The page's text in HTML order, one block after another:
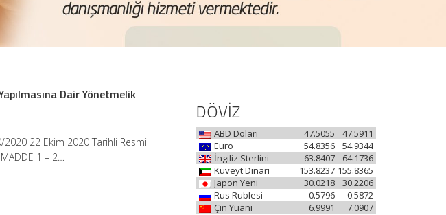
Dair Yönetmelik
22 Ekim 2020 Tarihli Resmi
1 – 2…
DÖVİZ
ABD Doları 47.5911
47.5055
Euro
54.9344
54.8356
İngiliz Sterlini
64.1736
63.8407
Kuveyt Dinarı
155.8365
153.8237
Japon Yeni
30.2206
30.0218
Rus Rublesi
0.5872
0.5796
Çin Yuanı
7.0907
6.9991